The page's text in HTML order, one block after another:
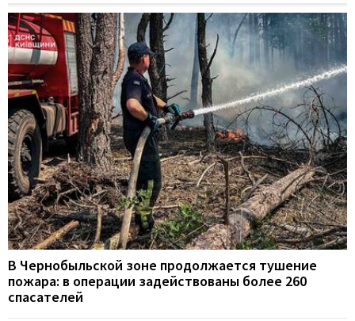
В Чернобыльской зоне продолжается тушение
пожара: в операции задействованы более 260
спасателей